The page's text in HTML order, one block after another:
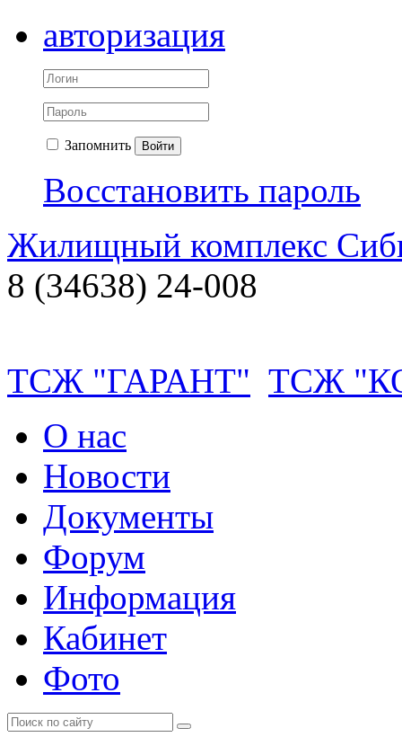
авторизация
Запомнить Войти
Восстановить пароль
Жилищный комплекс
8 (34638) 24-008
ТСЖ "ГАРАНТ" ТСЖ
О нас
Новости
Документы
Форум
Информация
Кабинет
Фото